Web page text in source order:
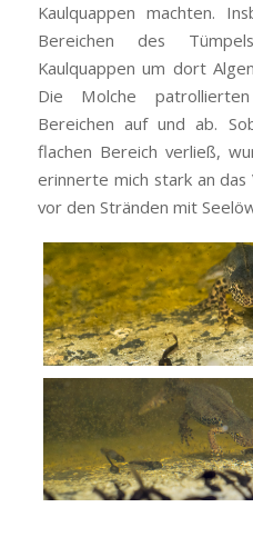
Kaulquappen machten.
Bereichen des
Kaulquappen um dort
Die Molche
Bereichen auf und ab.
flachen Bereich verließ,
erinnerte mich stark an
vor den Stränden mit